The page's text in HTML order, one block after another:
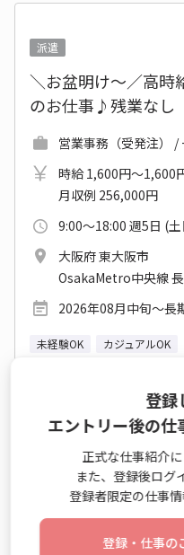
派遣
＼お盆明け～／高
のお仕事♪残業なし
営業事務（受発注） /
時給 1,600円～1,600
月収例 256,000円
9:00～18:00 週5日 (
大阪府 東大阪市
OsakaMetro中央線
2026年08月中旬～長
未経験OK カジュアルOK
仕事詳細
＼週3日×9:00～
登録
エントリー後の仕
正式な仕事紹介
また、登録後ログ
登録者限定の仕事
登録・仕事の